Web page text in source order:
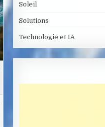
Soleil
Solutions
Technologie et IA